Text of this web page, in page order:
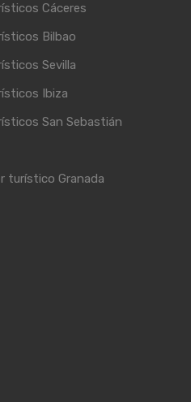
Cáceres
Bilbao
Sevilla
Ibiza
San Sebastián
turístico Granada